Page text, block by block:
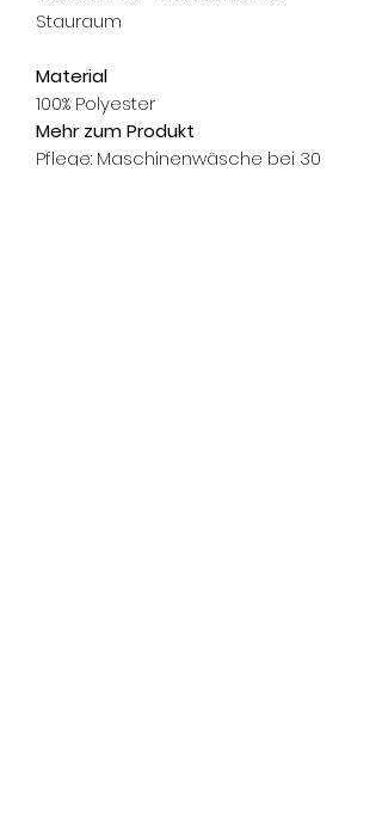
Stauraum
Material
100% Polyester
Mehr zum Produkt
Pflege: Maschinenwäsche bei 30